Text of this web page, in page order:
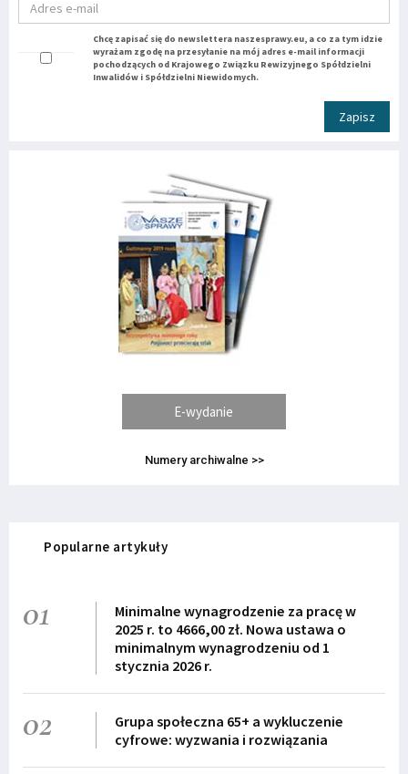
Chcę zapisać się do newslettera naszesprawy.eu, a co za tym idzie
wyrażam zgodę na przesyłanie na mój adres e-mail informacji
pochodzących od Krajowego Związku Rewizyjnego Spółdzielni
Inwalidów i Spółdzielni Niewidomych.
Zapisz
E-wydanie
Numery archiwalne >>
Popularne artykuły
01
Minimalne wynagrodzenie za pracę w
2025 r. to 4666,00 zł. Nowa ustawa o
minimalnym wynagrodzeniu od 1
stycznia 2026 r.
02
Grupa społeczna 65+ a wykluczenie
cyfrowe: wyzwania i rozwiązania